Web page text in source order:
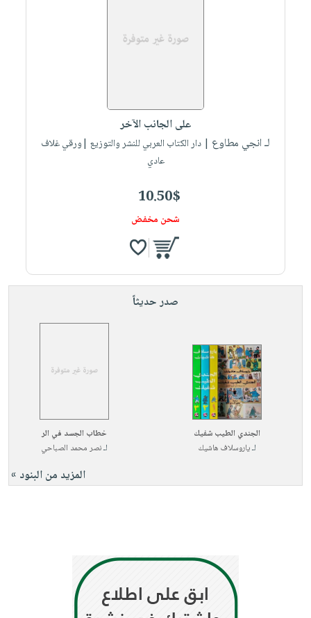
على الجانب الآخر
لـ انجي مطاوع | دار الكتاب العربي للنشر والتوزيع |ورقي غلاف
عادي
10.50$
شحن مخفض
صدر حديثاً
الجندي الطيب شفيك
لـياروسلاف هاشيك
خطاب الجسد في الر
لـنصر محمد الصباحي
المزيد من البنود »